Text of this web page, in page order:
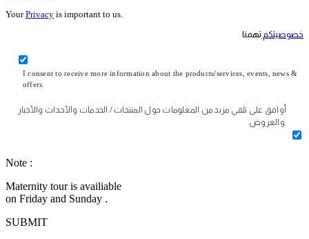
YourPrivacy is important to us.
خصوصيتكم تهمنا
I consent to receive more information about the products/services, events, news &
offers.
أوافق على تلقي مزيد من المعلومات حول المنتجات / الخدمات والأحداث والأخبار
Note :
Maternity tour is availiable
on Friday and Sunday .
SUBMIT